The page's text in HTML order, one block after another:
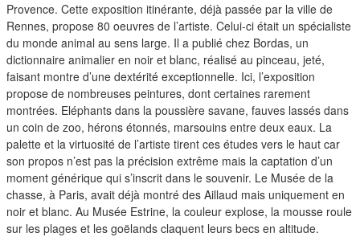
music
autofiction
interviews
polaroid
famille
blog
short stories
duos
Provence. Cette exposition itinérante, déjà passée par la ville de
Rennes, propose 80 oeuvres de l’artiste. Celui-ci était un spécialiste
du monde animal au sens large. Il a publié chez Bordas, un
dictionnaire animalier en noir et blanc, réalisé au pinceau, jeté,
faisant montre d’une dextérité exceptionnelle. Ici, l’exposition
propose de nombreuses peintures, dont certaines rarement
montrées. Eléphants dans la poussière savane, fauves lassés dans
un coin de zoo, hérons étonnés, marsouins entre deux eaux. La
palette et la virtuosité de l’artiste tirent ces études vers le haut car
son propos n’est pas la précision extrême mais la captation d’un
moment générique qui s’inscrit dans le souvenir. Le Musée de la
chasse, à Paris, avait déjà montré des Aillaud mais uniquement en
noir et blanc. Au Musée Estrine, la couleur explose, la mousse roule
sur les plages et les goëlands claquent leurs becs en altitude.